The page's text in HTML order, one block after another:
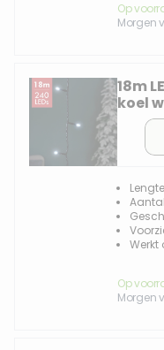
Op
Morgen
18m
koel
Aantal
Werkt
Op
Morgen